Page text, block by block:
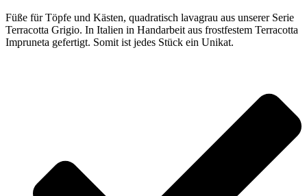
Füße für Töpfe und Kästen, quadratisch lavagrau aus unserer Serie
Terracotta Grigio. In Italien in Handarbeit aus frostfestem Terracotta
Impruneta gefertigt. Somit ist jedes Stück ein Unikat.